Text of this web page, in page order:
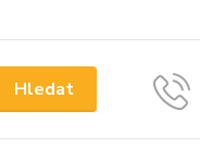
Hledat